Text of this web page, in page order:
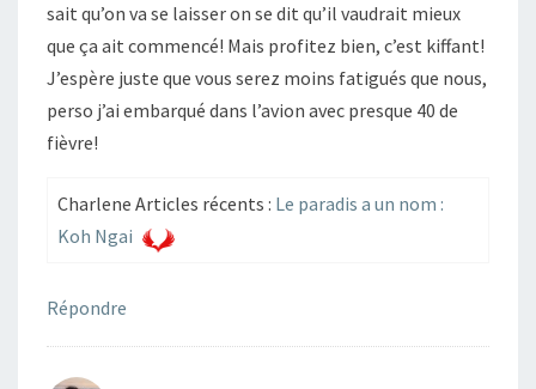
sait qu’on va se laisser on se dit qu’il vaudrait mieux
que ça ait commencé! Mais profitez bien, c’est kiffant!
J’espère juste que vous serez moins fatigués que nous,
perso j’ai embarqué dans l’avion avec presque 40 de
fièvre!
Charlene Articles récents : Le paradis a un nom :
Koh Ngai
Répondre